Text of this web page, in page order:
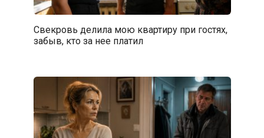
Свекровь делила мою квартиру при гостях,
забыв, кто за нее платил